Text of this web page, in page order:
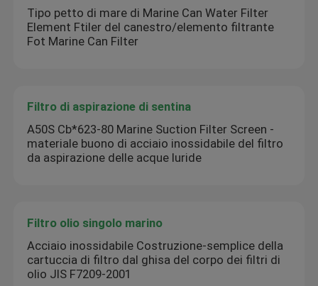
Tipo petto di mare di Marine Can Water Filter
Element Ftiler del canestro/elemento filtrante
Fot Marine Can Filter
Filtro di aspirazione di sentina
A50S Cb*623-80 Marine Suction Filter Screen -
materiale buono di acciaio inossidabile del filtro
da aspirazione delle acque luride
Filtro olio singolo marino
Acciaio inossidabile Costruzione-semplice della
cartuccia di filtro dal ghisa del corpo dei filtri di
olio JIS F7209-2001